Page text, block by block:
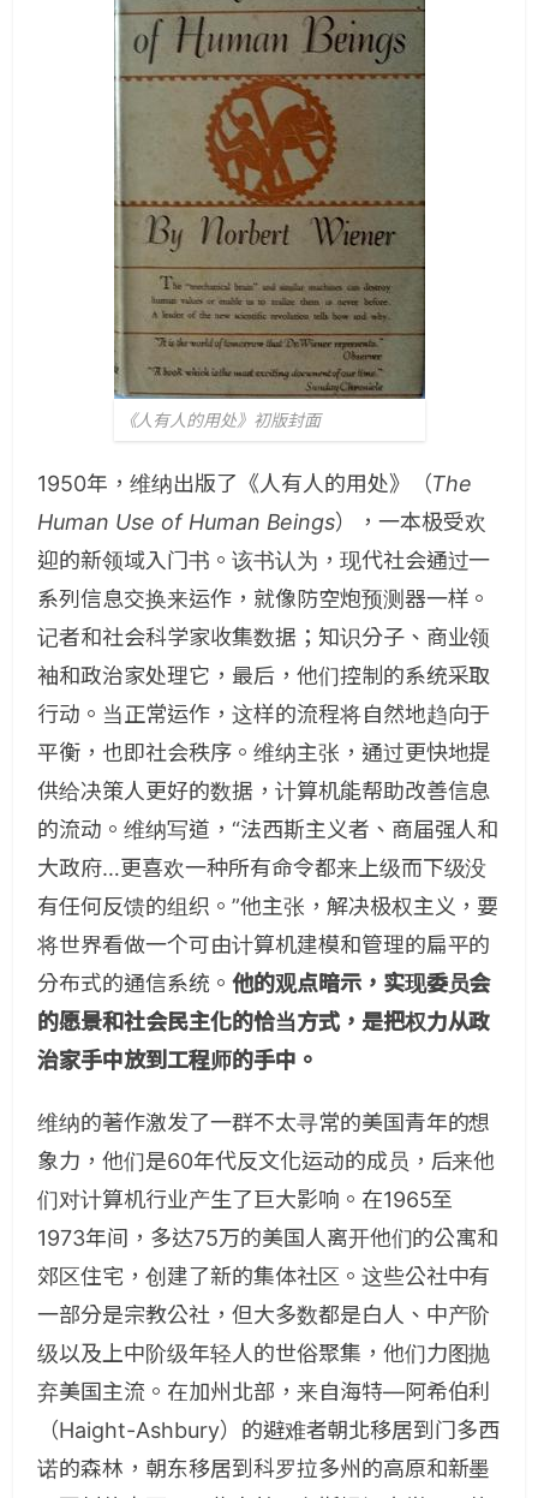
《人有人的用处》初版封面
1950年，维纳出版了《人有人的用处》（The
Human Use of Human Beings），一本极受欢
迎的新领域入门书。该书认为，现代社会通过一
系列信息交换来运作，就像防空炮预测器一样。
记者和社会科学家收集数据；知识分子、商业领
袖和政治家处理它，最后，他们控制的系统采取
行动。当正常运作，这样的流程将自然地趋向于
平衡，也即社会秩序。维纳主张，通过更快地提
供给决策人更好的数据，计算机能帮助改善信息
的流动。维纳写道，“法西斯主义者、商届强人和
大政府…更喜欢一种所有命令都来上级而下级没
有任何反馈的组织。”他主张，解决极权主义，要
将世界看做一个可由计算机建模和管理的扁平的
分布式的通信系统。 他的观点暗示，实现委员会
的愿景和社会民主化的恰当方式，是把权力从政
治家手中放到工程师的手中。
维纳的著作激发了一群不太寻常的美国青年的想
象力，他们是60年代反文化运动的成员，后来他
们对计算机行业产生了巨大影响。在1965至
1973年间，多达75万的美国人离开他们的公寓和
郊区住宅，创建了新的集体社区。这些公社中有
一部分是宗教公社，但大多数都是白人、中产阶
级以及上中阶级年轻人的世俗聚集，他们力图抛
弃美国主流。在加州北部，来自海特—阿希伯利
（Haight-Ashbury）的避难者朝北移居到门多西
诺的森林，朝东移居到科罗拉多州的高原和新墨